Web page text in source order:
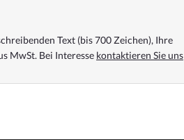
Text (bis 700 Zeichen), Ihre
MwSt. Bei Interesse kontaktieren Sie uns